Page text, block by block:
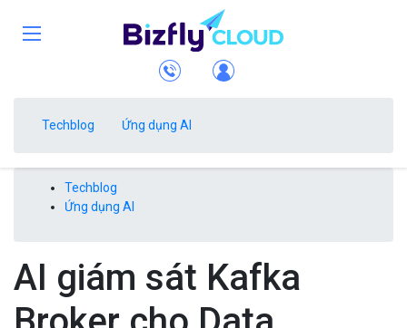
Techblog Ứng dụng AI
Techblog
Ứng dụng AI
AI giám sát Kafka